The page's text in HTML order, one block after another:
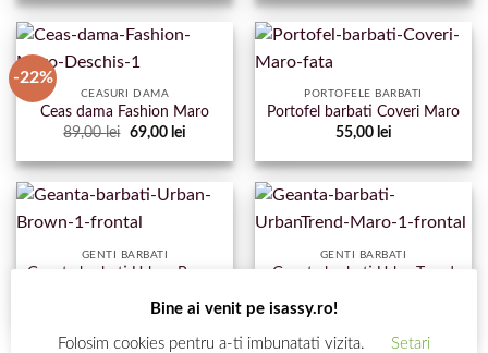
fost:
129,00 lei.
89,00 lei.
fost:
119,00 lei.
89,00 lei.
-22%
CEASURI DAMA
Ceas dama Fashion Maro
89,00lei
Prețul
a
fost:
89,00 lei.
69,00 leiPrețul
este:
69,00 lei.
PORTOFELE BARBATI
Portofel barbati Coveri Maro
55,00 lei
GENTI BARBATI
Geanta barbati Urban Brown
GENTI BARBATI
Geanta barbati UrbanTrend
59,00
Bine ai venit pe isassy.ro!
Folosim cookies pentru a-ti imbunatati vizita. Setari